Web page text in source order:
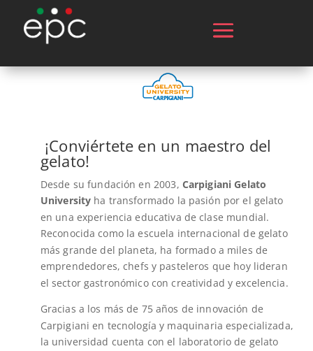
¡Conviértete en un maestro del
gelato!
Desde su fundación en 2003, Carpigiani Gelato
Universityha transformado la pasión por el gelato
en una experiencia educativa de clase mundial.
Reconocida como la escuela internacional de gelato
más grande del planeta, ha formado a miles de
emprendedores, chefs y pasteleros que hoy lideran
el sector gastronómico con creatividad y excelencia.
Gracias a los más de 75 años de innovación de
Carpigiani en tecnología y maquinaria especializada,
la universidad cuenta con el laboratorio de gelato